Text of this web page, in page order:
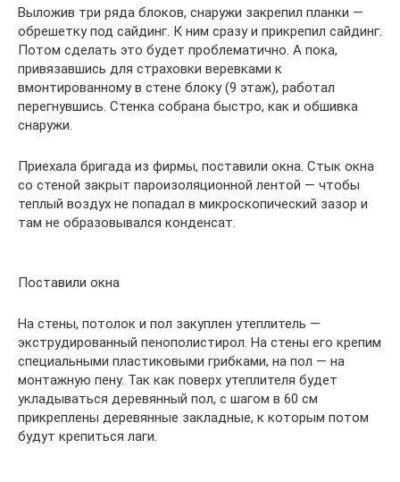
Выложив три ряда блоков, снаружи закрепил планки —
обрешетку под сайдинг. К ним сразу и прикрепил сайдинг.
Потом сделать это будет проблематично. А пока,
привязавшись для страховки веревками к
вмонтированному в стене блоку (9 этаж), работал
перегнувшись. Стенка собрана быстро, как и обшивка
снаружи.
Приехала бригада из фирмы, поставили окна. Стык окна
со стеной закрыт пароизоляционной лентой — чтобы
теплый воздух не попадал в микроскопический зазор и
там не образовывался конденсат.
Поставили окна
На стены, потолок и пол закуплен утеплитель —
экструдированный пенополистирол. На стены его крепим
специальными пластиковыми грибками, на пол — на
монтажную пену. Так как поверх утеплителя будет
укладываться деревянный пол, с шагом в 60 см
прикреплены деревянные закладные, к которым потом
будут крепиться лаги.